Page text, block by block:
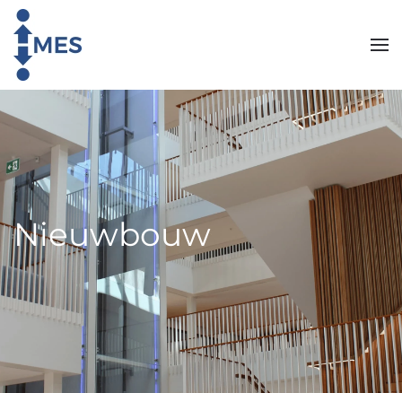
Skip to main content
Nieuwbouw